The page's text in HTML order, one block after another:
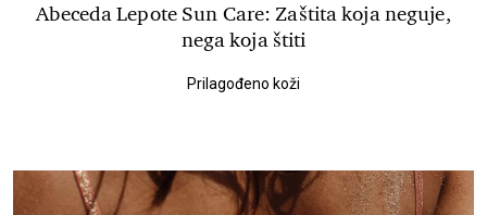
Abeceda Lepote Sun Care: Zaštita koja neguje,
nega koja štiti
Prilagođeno koži